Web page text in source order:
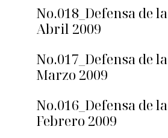
No.018_Defensa de
Abril 2009
No.017_Defensa de
Marzo 2009
No.016_Defensa de
Febrero 2009